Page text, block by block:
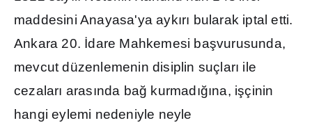
maddesini Anayasa'ya aykırı bularak iptal etti.
Ankara 20. İdare Mahkemesi başvurusunda,
mevcut düzenlemenin disiplin suçları ile
cezaları arasında bağ kurmad ığına, işçinin
hangi eylemi nedeniyle neyle